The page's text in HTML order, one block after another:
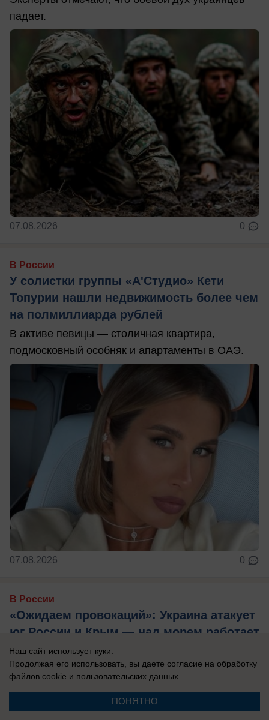
падает.
07.08.2026 0
В России
У солистки группы «А'Студио» Кети
Топурии нашли недвижимость более чем
на полмиллиарда рублей
В активе певицы — столичная квартира,
подмосковный особняк и апартаменты в ОАЭ.
07.08.2026 0
В России
«Ожидаем провокаций»: Украина атакует
юг России и Крым — над морем работает
самолет-разведчик
Эксперты считают, что Киев хочет напугать
туристов, отдыхающих на побережье.
Наш сайт использует куки.
Продолжая его использовать, вы даете согласие на обработку
файлов cookie и пользовательских данных.
ПОНЯТНО